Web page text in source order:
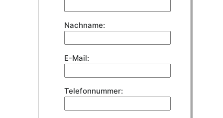
Nachname:
E-Mail:
Telefonnummer: